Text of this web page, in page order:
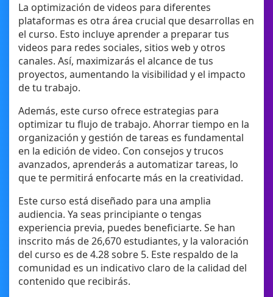
La optimización de videos para diferentes
plataformas es otra área crucial que desarrollas en
el curso. Esto incluye aprender a preparar tus
videos para redes sociales, sitios web y otros
canales. Así, maximizarás el alcance de tus
proyectos, aumentando la visibilidad y el impacto
de tu trabajo.
Además, este curso ofrece estrategias para
optimizar tu flujo de trabajo. Ahorrar tiempo en la
organización y gestión de tareas es fundamental
en la edición de video. Con consejos y trucos
avanzados, aprenderás a automatizar tareas, lo
que te permitirá enfocarte más en la creatividad.
Este curso está diseñado para una amplia
audiencia. Ya seas principiante o tengas
experiencia previa, puedes beneficiarte. Se han
inscrito más de 26,670 estudiantes, y la valoración
del curso es de 4.28 sobre 5. Este respaldo de la
comunidad es un indicativo claro de la calidad del
contenido que recibirás.